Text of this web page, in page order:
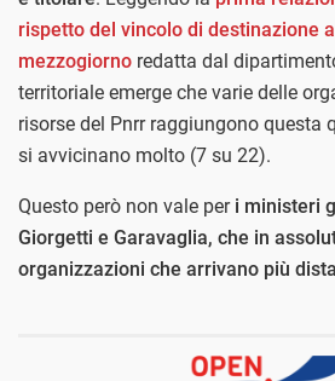
rispetto del vincolo di destinazione
mezzogiorno redatta dal
territoriale emerge che varie delle
risorse del Pnrr raggiungono questa
si avvicinano molto (7 su 22).
Questo però non vale per i ministeri
Giorgetti e Garavaglia, che in
organizzazioni che arrivano più